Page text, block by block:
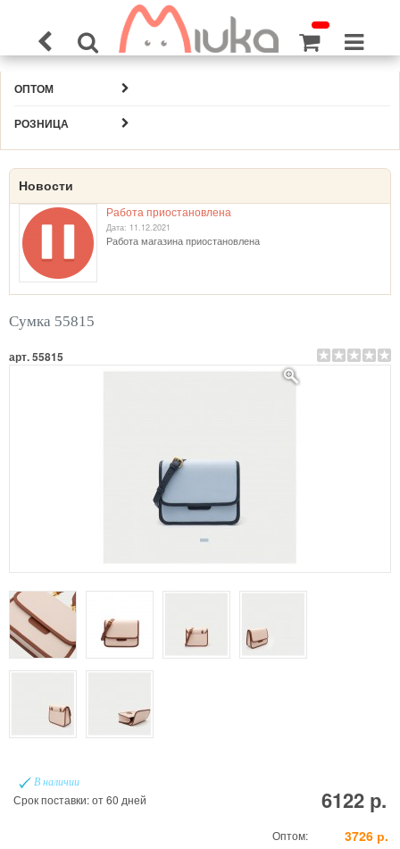
ОПТОМ
РОЗНИЦА
Новости
Работа приостановлена
Дата: 11.12.2021
Работа магазина приостановлена
Сумка 55815
арт. 55815
В наличии
Срок поставки: от 60 дней 6122 р.
Оптом: 3726 р.